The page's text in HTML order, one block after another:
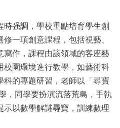
强調，學校重點培育學生創
一項創意課程，包括視藝、
寫作，課程由該領域的客座藝
校園環境進行教學，如藝術科
科的專題研習，老師以「尋寶
，同學要扮演流落荒島，手執
以數學解謎尋寶，訓練數理